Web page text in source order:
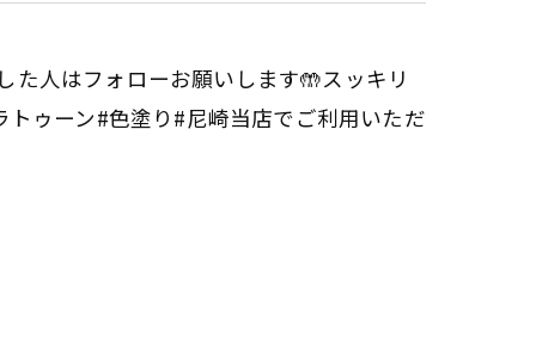
た人はフォローお願いします🤲スッキリ
ゥーン#色塗り#尼崎当店でご利用いただ